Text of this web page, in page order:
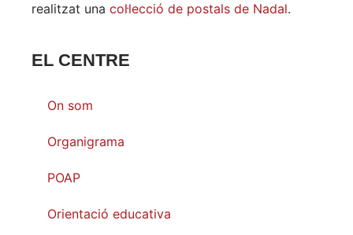
realitzat una col·lecció de postals de Nadal.
EL CENTRE
On som
Organigrama
POAP
Orientació educativa